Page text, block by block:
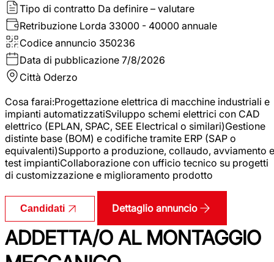
Tipo di contratto Da definire – valutare
Retribuzione Lorda 33000 - 40000 annuale
Codice annuncio 350236
Data di pubblicazione 7/8/2026
Città Oderzo
Cosa farai:Progettazione elettrica di macchine industriali e
impianti automatizzatiSviluppo schemi elettrici con CAD
elettrico (EPLAN, SPAC, SEE Electrical o similari)Gestione
distinte base (BOM) e codifiche tramite ERP (SAP o
equivalenti)Supporto a produzione, collaudo, avviamento e
test impiantiCollaborazione con ufficio tecnico su progetti
di customizzazione e miglioramento prodotto
Candidati Dettaglio annuncio
ADDETTA/O AL MONTAGGIO